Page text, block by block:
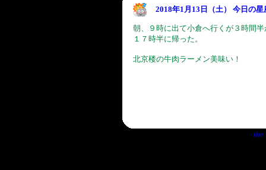
2018年1月13日（土） 今日の
朝、９時に出て小倉へ行くが３時間
１７時半に帰った。
北京楼の牛肉ラーメン美味い！
the